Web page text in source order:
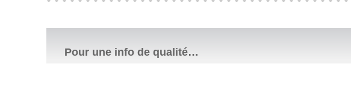
Pour une info de qualité…